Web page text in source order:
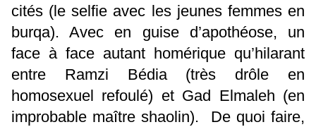
cités (le selfie avec les jeunes femmes en
burqa). Avec en guise d’apothéose, un
face à face autant homérique qu’hilarant
entre Ramzi Bédia (très drôle en
homosexuel refoulé) et Gad Elmaleh (en
improbable maître shaolin). De quoi faire,